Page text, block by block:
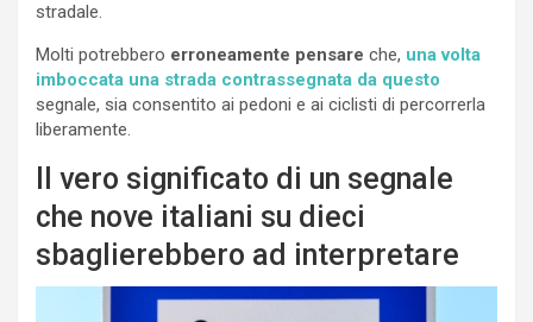
stradale.
Molti potrebbero erroneamente pensare che, una volta
imboccata una strada contrassegnata da questo
segnale, sia consentito ai pedoni e ai ciclisti di percorrerla
liberamente.
Il vero significato di un segnale
che nove italiani su dieci
sbaglierebbero ad interpretare